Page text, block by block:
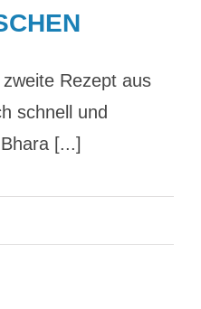
Rezept aus
schnell und
[...]